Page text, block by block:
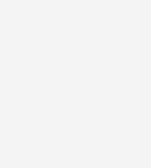
свой вопрос гиду